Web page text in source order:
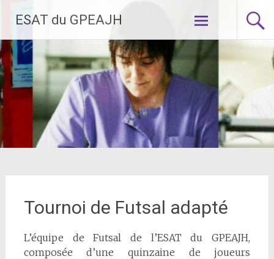
contenu
principal
ESAT du GPEAJH
Tournoi de Futsal adapté
L’équipe de Futsal de l’ESAT du GPEAJH,
composée d’une quinzaine de joueurs